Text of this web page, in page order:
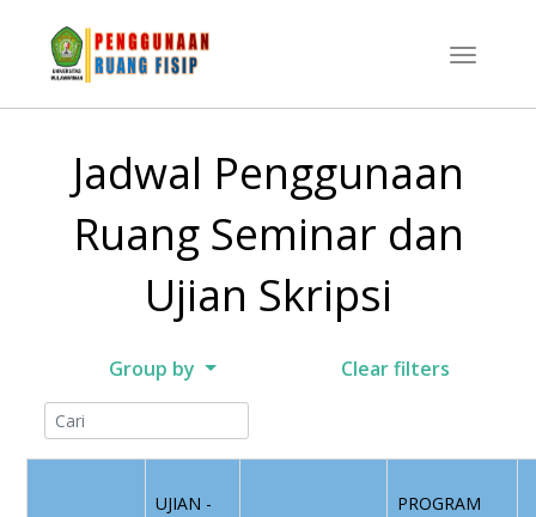
Jadwal Penggunaan
Ruang Seminar dan
Ujian Skripsi
Group by Clear filters
UJIAN -
PROGRAM